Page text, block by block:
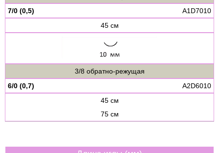
7/0 (0,5)
A1D7010
45 см
3/8 обратно-режущая
6/0 (0,7)
A2D6010
45 см
75 см